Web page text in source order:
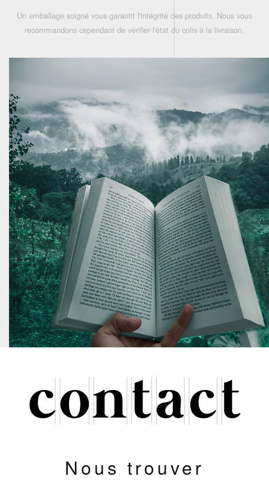
Un emballage soigné vous garantit l'intégrité des produits. Nous vous
recommandons cependant de vérifier l'état du colis à la livraison.
Nous trouver